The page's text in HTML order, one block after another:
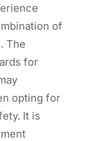
of
The
for
opting for
It is